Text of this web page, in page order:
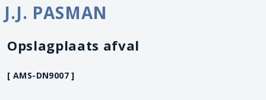
J.J. PASMAN
Opslagplaats afval
[ AMS-DN9007 ]